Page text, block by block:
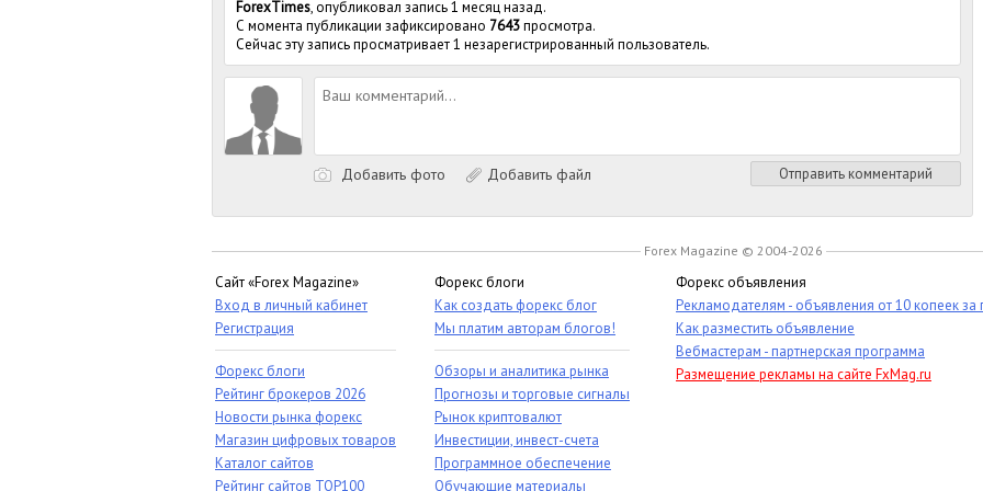
ForexTimes, опубликовал запись 1 месяц назад.
С момента публикации зафиксировано 7643просмотра.
Сейчас эту запись просматривает 1 незарегистрированный пользователь.
Добавить фото Добавить файл Отправить комментарий
Forex Magazine © 2004-2026
Сайт «Forex Magazine»
Вход в личный кабинет
Регистрация
Форекс блоги
Рейтинг брокеров 2026
Новости рынка форекс
Магазин цифровых товаров
Каталог сайтов
Рейтинг сайтов TOP100
Форекс блоги
Как создать форекс блог
Мы платим авторам блогов!
Обзоры и аналитика рынка
Прогнозы и торговые сигналы
Рынок криптовалют
Инвестиции, инвест-счета
Программное обеспечение
Обучающие материалы
Форекс объявления
Рекламодателям - объявления от 10 копеек за
Как разместить объявление
Вебмастерам - партнерская программа
Размещение рекламы на сайте FxMag.ru